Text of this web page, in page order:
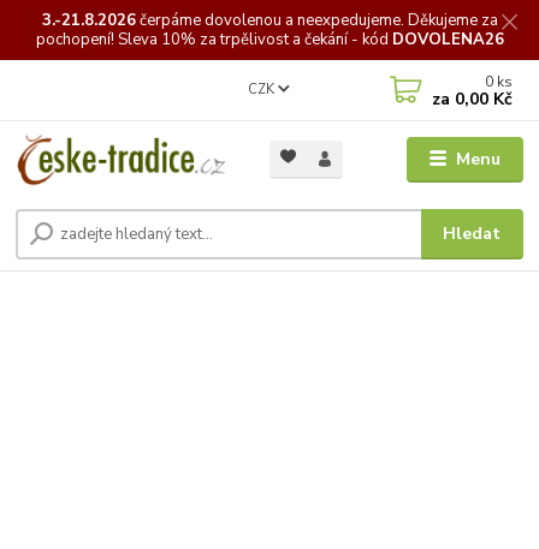
3.-21.8.2026čerpámedovolenou a neexpedujeme. Děkujeme za
pochopení! Sleva 10% za trpělivost a čekání - kód DOVOLENA26
Menu
CZK
Hledat
0 ks
za 0,00 Kč